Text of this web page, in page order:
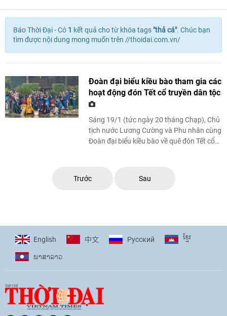
Báo Thời Đại - Có 1 kết quả chotừ khóa tags "thả cá". Chúc bạn
tìm được nội dung mong muốn trên //thoidai.com.vn/
Đoàn đại biểu kiều bào tham gia các
hoạt động đón Tết cổ truyền dân tộc
Sáng 19/1 (tức ngày 20 tháng Chạp), Chủ
tịch nước Lương Cường và Phu nhân cùng
Đoàn đại biểu kiều bào về quê đón Tết cổ
Trước
Sau
English 中文 Pусский ខ្មែរ
ພາ​ສາ​ລາວ